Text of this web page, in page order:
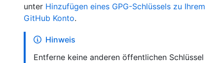
unter Hinzufügen eines GPG-Schlüssels zu Ihrem
GitHub Konto.
Hinweis
Entferne keine anderen öffentlichen Schlüssel